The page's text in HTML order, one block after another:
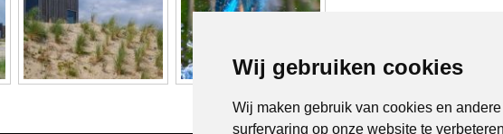
Wij gebruiken cookies
Wij maken gebruik van cookies en
surfervaring op onze website te